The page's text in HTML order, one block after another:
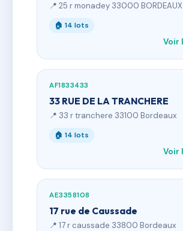
📍 25 r monadey 33000 BORDEAUX
🏠 14 lots
Voir
AF1833433
33 RUE DE LA TRANCHERE
📍 33 r tranchere 33100 Bordeaux
🏠 14 lots
Voir
AE3358108
17 rue de Caussade
📍 17 r caussade 33800 Bordeaux